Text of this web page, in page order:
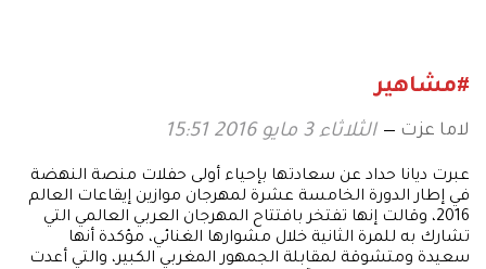
#مشاهير
لاما عزت الثلاثاء 3 مايو 2016 15:51
عبرت ديانا حداد عن سعادتها بإحياء أولى حفلات منصة النهضة
في إطار الدورة الخامسة عشرة لمهرجان موازين إيقاعات العالم
2016، وقالت إنها تفتخر بافتتاح المهرجان العربي العالمي التي
تشارك به للمرة الثانية خلال مشوارها الغنائي، مؤكدة أنها
سعيدة ومتشوقة لمقابلة الجمهور المغربي الكبير، والتي أعدت